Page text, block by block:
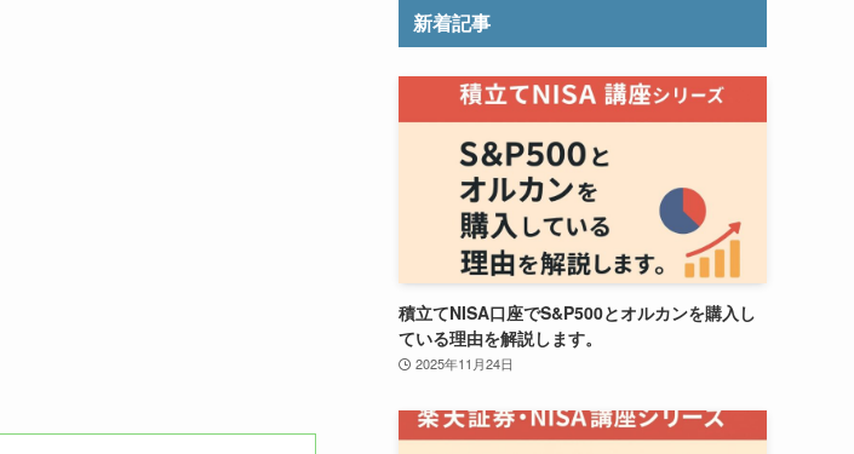
新着記事
積立てNISA口座でS&P500とオルカンを購入し
ている理由を解説します。
2025年11月24日